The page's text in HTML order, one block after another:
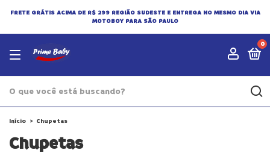
FRETE GRÁTIS ACIMA DE R$ 299 REGIÃO SUDESTE E ENTREGA NO MESMO DIA VIA
MOTOBOY PARA SÃO PAULO
0
Início > Chupetas
Chupetas